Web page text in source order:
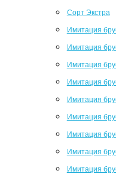
Сорт Экстра
Имитация
Имитация
Имитация
Имитация
Имитация
Имитация
Имитация
Имитация
Имитация